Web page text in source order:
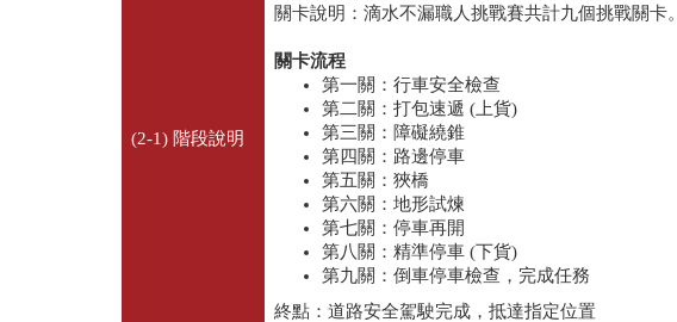
(2-1) 階段說明
關卡說明：滴水不漏職人挑戰賽共計九個挑戰關卡。
關卡流程
第一關：行車安全檢查
第二關：打包速遞 (上貨)
第三關：障礙繞錐
第四關：路邊停車
第五關：狹橋
第六關：地形試煉
第七關：停車再開
第八關：精準停車 (下貨)
第九關：倒車停車檢查，完成任務
終點：道路安全駕駛完成，抵達指定位置